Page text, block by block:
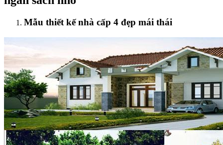
Mẫu thiết kế nhà cấp 4 đẹp mái thái